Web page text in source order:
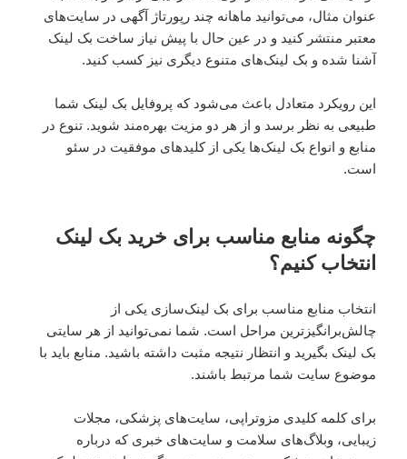
عنوان مثال، می‌توانید ماهانه چند رپورتاژ آگهی در سایت‌های
معتبر منتشر کنید و در عین حال با پیش نیاز ساخت بک لینک
آشنا شده و بک لینک‌های متنوع دیگری نیز کسب کنید.
این رویکرد متعادل باعث می‌شود که پروفایل بک لینک شما
طبیعی به نظر برسد و از هر دو مزیت بهره‌مند شوید. تنوع در
منابع و انواع بک لینک‌ها یکی از کلیدهای موفقیت در سئو
است.
چگونه منابع مناسب برای خرید بک لینک
انتخاب کنیم؟
انتخاب منابع مناسب برای بک لینک‌سازی یکی از
چالش‌برانگیزترین مراحل است. شما نمی‌توانید از هر سایتی
بک لینک بگیرید و انتظار نتیجه مثبت داشته باشید. منابع باید با
موضوع سایت شما مرتبط باشند.
برای کلمه کلیدی مزوتراپی، سایت‌های پزشکی، مجلات
زیبایی، وبلاگ‌های سلامت و سایت‌های خبری که درباره